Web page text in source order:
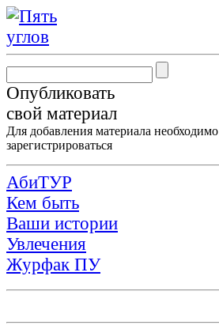
Опубликовать
свой материал
Для добавления материала необходимо
зарегистрироваться
АбиТУР
Кем быть
Ваши истории
Увлечения
Журфак ПУ